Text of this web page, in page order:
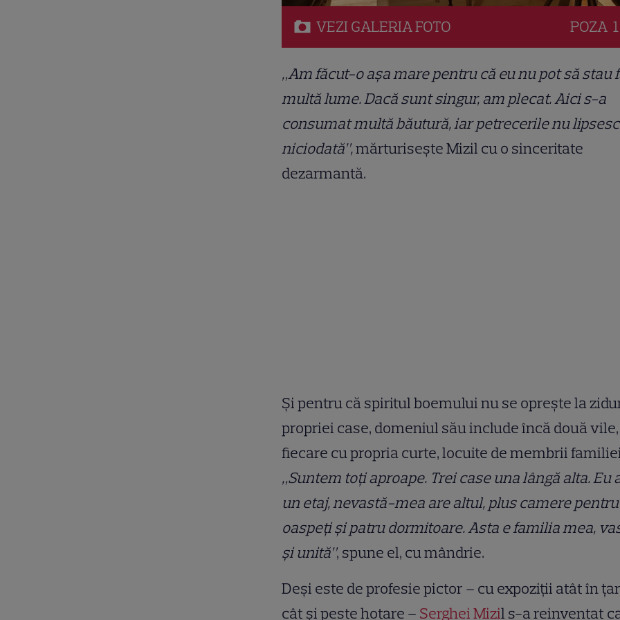
VEZI GALERIAFOTO POZA
„Am făcut-o așa mare pentru că eu nu pot să stau
multă lume. Dacă sunt singur, am plecat. Aici s-a
consumat multă băutură, iar petrecerile nu lipsesc
niciodată”,mărturisește Mizil cu o sinceritate
dezarmantă.
Și pentru că spiritul boemului nu se oprește la
propriei case, domeniul său include încă două vile,
fiecare cu propria curte, locuite de membrii
„Suntem toți aproape. Trei case una lângă alta. Eu
un etaj, nevastă-mea are altul, plus camere pentru
oaspeți și patru dormitoare. Asta e familia mea,
și unită”, spune el, cu mândrie.
Deși este de profesie pictor – cu expoziții atât în
cât și peste hotare – Serghei Mizil s-a reinventat